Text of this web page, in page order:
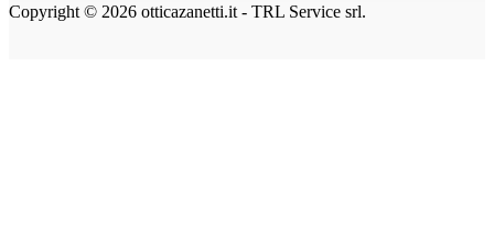
Copyright © 2026 otticazanetti.it - TRL Service srl.